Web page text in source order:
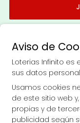
Imagen anterior
LOTERIAS INFINITO
Aviso de
Loterias Infinito
sus datos
Usamos cookies
de este sitio web
propias y de
publicidad según